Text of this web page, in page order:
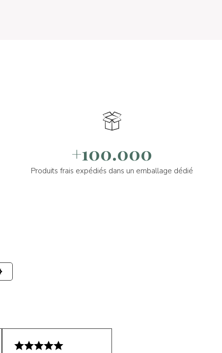
+100.000
Produits frais expédiés dans un emballage dédié